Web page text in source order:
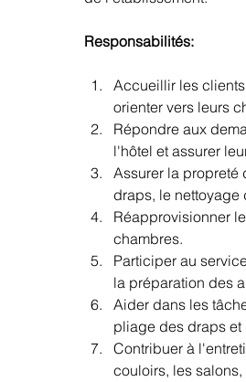
Responsabilités:
Accueillir les
orienter vers leurs
Répondre aux
l'hôtel et assurer
Assurer la propreté
draps, le
Réapprovisionner
chambres.
Participer au
la préparation des
Aider dans les
pliage des draps et
Contribuer à
couloirs, les